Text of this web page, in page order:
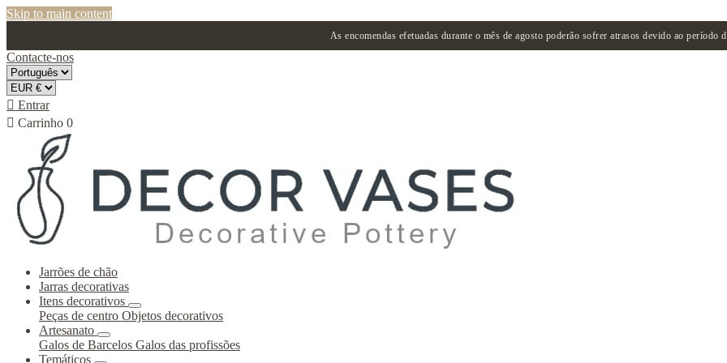
Skip to main content
As encomendas efetuadas durante o mês de agosto poderão sofrer atrasos devido ao período
Contacte-nos
 Entrar
 Carrinho 0
Jarrões de chão
Jarras decorativas
Itens decorativos
Peças de centro Objetos decorativos
Artesanato
Galos de Barcelos Galos das profissões
Temáticos